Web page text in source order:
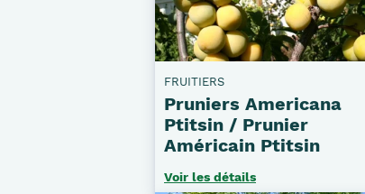
FRUITIERS
Pruniers Americana
Ptitsin / Prunier
Américain Ptitsin
Voir les détails